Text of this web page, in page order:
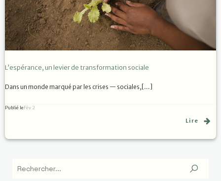
L’espérance, un levier de transformation sociale
Dans un monde marqué par les crises — sociales,[…]
Publié leFév 2
Lire